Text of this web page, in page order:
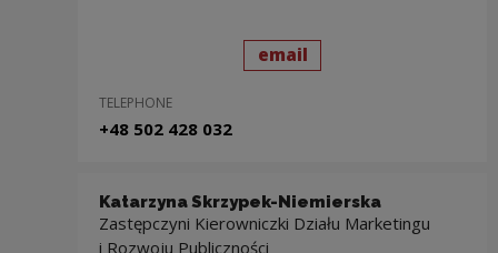
send
emailto: Agnieszka
TELEPHONE
+48 502 428 032
Katarzyna Skrzypek-Niemierska
Zastępczyni Kierowniczki Działu Marketingu
i Rozwoju Publiczności